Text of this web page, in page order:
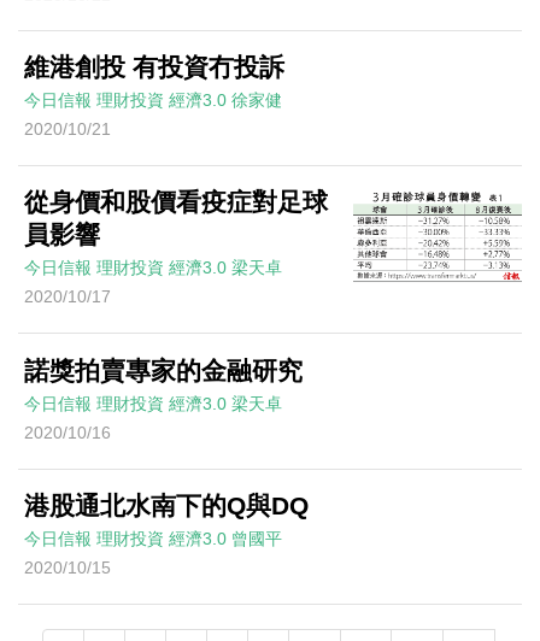
維港創投 有投資冇投訴
今日信報 理財投資 經濟3.0 徐家健
2020/10/21
從身價和股價看疫症對足球
員影響
今日信報 理財投資 經濟3.0 梁天卓
2020/10/17
諾獎拍賣專家的金融研究
今日信報 理財投資 經濟3.0 梁天卓
2020/10/16
港股通北水南下的Q與DQ
今日信報 理財投資 經濟3.0 曾國平
2020/10/15